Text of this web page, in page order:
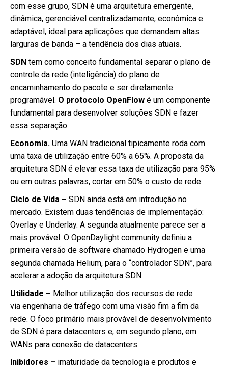
com esse grupo, SDN é uma arquitetura emergente,
dinâmica, gerenciável centralizadamente, econômica e
adaptável, ideal para aplicações que demandam altas
larguras de banda – a tendência dos dias atuais.
SDN tem como conceito fundamental separar o plano de
controle da rede (inteligência) do plano de
encaminhamento do pacote e ser diretamente
programável. O protocolo OpenFlow é um componente
fundamental para desenvolver soluções SDN e fazer
essa separação.
Economia. Uma WAN tradicional tipicamente roda com
uma taxa de utilização entre 60% a 65%. A proposta da
arquitetura SDN é elevar essa taxa de utilização para 95%
ou em outras palavras, cortar em 50% o custo de rede.
Ciclo de Vida – SDN ainda está em introdução no
mercado. Existem duas tendências de implementação:
Overlay e Underlay. A segunda atualmente parece ser a
mais provável. O OpenDaylight community definiu a
primeira versão de software chamado Hydrogen e uma
segunda chamada Helium, para o “controlador SDN”, para
acelerar a adoção da arquitetura SDN.
Utilidade – Melhor utilização dos recursos de rede
via engenharia de tráfego com uma visão fim a fim da
rede. O foco primário mais provável de desenvolvimento
de SDN é para datacenters e, em segundo plano, em
WANs para conexão de datacenters.
Inibidores – imaturidade da tecnologia e produtos e